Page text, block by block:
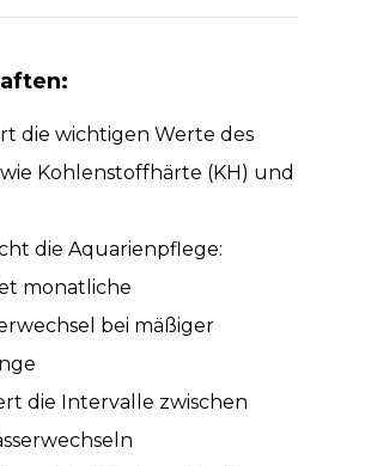
die wichtigen Werte des
wie Kohlenstoffhärte (KH) und
die Aquarienpflege:
monatliche
bei mäßiger
die Intervalle zwischen